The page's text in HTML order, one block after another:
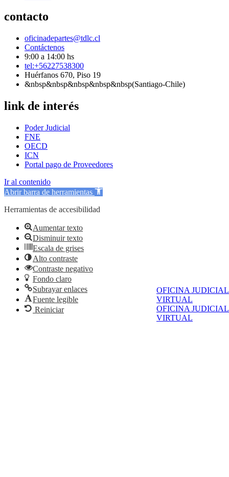
OFICINA JUDICIAL
VIRTUAL
OFICINA JUDICIAL
VIRTUAL
contacto
oficinadepartes@tdlc.cl
Contáctenos
9:00 a 14:00 hs
tel:+56227538300
Huérfanos 670, Piso 19
&nbsp&nbsp&nbsp&nbsp&nbsp(Santiago-Chile)
link de interés
Poder Judicial
FNE
OECD
ICN
Portal pago de Proveedores
Ir al contenido
Abrir barra de herramientas
Herramientas de accesibilidad
Aumentar texto
Disminuir texto
Escala de grises
Alto contraste
Contraste negativo
Fondo claro
Subrayar enlaces
Fuente legible
Reiniciar